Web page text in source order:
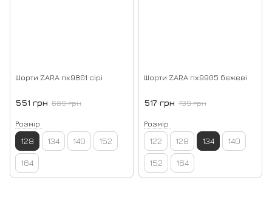
Шорти ZARA пх9801 сірі
551 грн 689 грн
Розмір
128 134 140 152
164
Шорти ZARA пх9905 бежеві
517 грн 739 грн
Розмір
122 128 134 140
152 164